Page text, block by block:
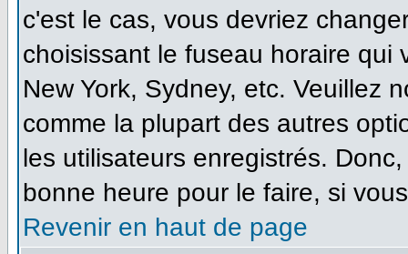
c'est le cas, vous devriez
choisissant le fuseau horaire qui
New York, Sydney, etc. Veuillez
comme la plupart des autres
les utilisateurs enregistrés.
bonne heure pour le faire, si
Revenir en haut de page